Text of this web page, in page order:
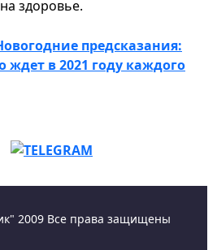
здоровье.
предсказания:
ждет в 2021 году каждого
2009 Все права защищены